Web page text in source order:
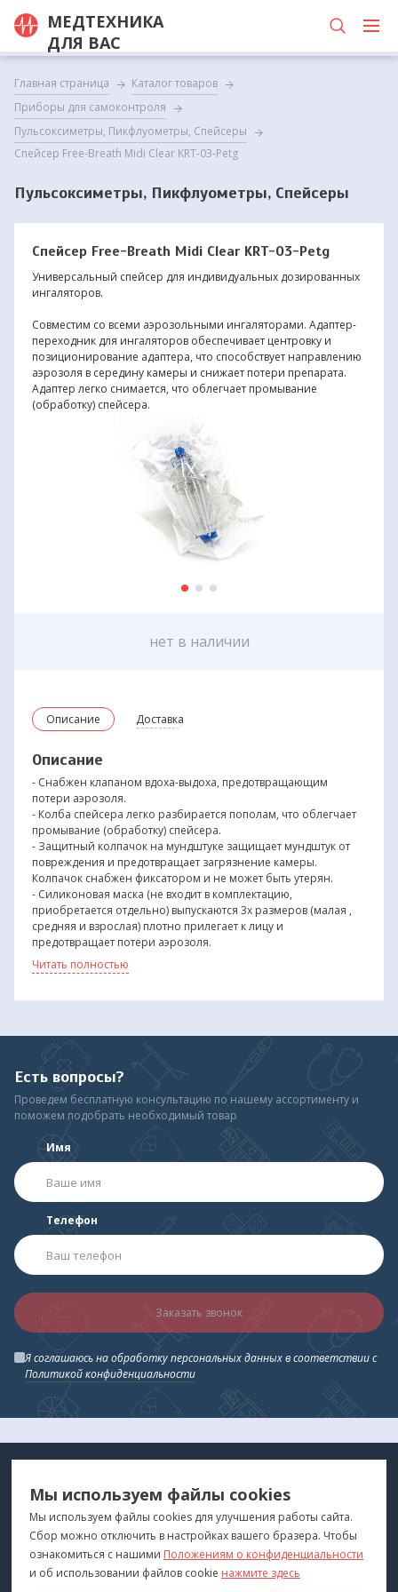
МЕДТЕХНИКА
ДЛЯ ВАС
Главная страница
Каталог товаров
Приборы для самоконтроля
Пульсоксиметры, Пикфлуометры, Спейсеры
Спейсер Free-Breath Midi Clear KRT-03-Petg
Пульсоксиметры, Пикфлуометры, Спейсеры
Спейсер Free-Breath Midi Clear KRT-03-Petg
Универсальный спейсер для индивидуальных дозированных
ингаляторов.
Совместим со всеми аэрозольными ингаляторами. Адаптер-
переходник для ингаляторов обеспечивает центровку и
позиционирование адаптера, что способствует направлению
аэрозоля в середину камеры и снижает потери препарата.
Адаптер легко снимается, что облегчает промывание
(обработку) спейсера.
Описание Доставка
Описание
- Снабжен клапаном вдоха-выдоха, предотвращающим
потери аэрозоля.
- Колба спейсера легко разбирается пополам, что облегчает
промывание (обработку) спейсера.
- Защитный колпачок на мундштуке защищает мундштук от
повреждения и предотвращает загрязнение камеры.
Колпачок снабжен фиксатором и не может быть утерян.
- Силиконовая маска (не входит в комплектацию,
приобретается отдельно) выпускаются 3х размеров (малая ,
средняя и взрослая) плотно прилегает к лицу и
предотвращает потери аэрозоля.
Рекомендован для детей, а также для взрослых в качестве
Не содержит Бисфенола-А.
Не содержит латекса.
Материал - полиэтилентерефталатгликоль (PETG).
Прочный, прозрачный.
Габариты: 18,5 х 6,8 х 6,8 см.
Читать полностью
нет в наличии
Есть вопросы?
Проведем бесплатную консультацию по нашему ассортименту и
поможем подобрать необходимый товар
Имя
Телефон
Заказать звонок
Я соглашаюсь на обработку персональных данных в соответствии с
Политикой конфиденциальности
ДЛЯ ВАС
"Медтехника для Вас"©2026
ПОКУПАТЕЛЯМ
Каталог
КОНТАКТЫ
г. Владивосток
Мы используем файлы cookies
Мы используем файлы cookies для улучшения работы сайта.
Сбор можно отключить в настройках вашего бразера. Чтобы
ознакомиться с нашими Положениям о конфиденциальности
и об использовании файлов cookie нажмите здесь